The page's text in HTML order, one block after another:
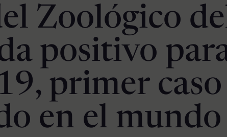
Zoológico
positivo
primer caso
en el mundo